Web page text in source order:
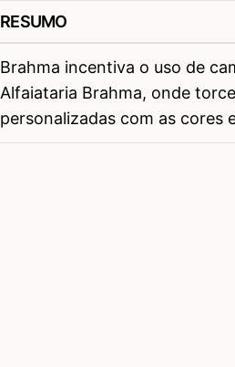
RESUMO
Brahma incentiva o uso de
Alfaiataria Brahma, onde
personalizadas com as cores